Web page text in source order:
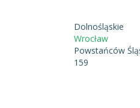
Dolnośląskie
Wrocław
Powstańców
159